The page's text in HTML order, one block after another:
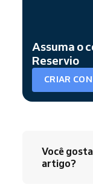
Assuma o
Reservio
CRIAR
Você
artigo?